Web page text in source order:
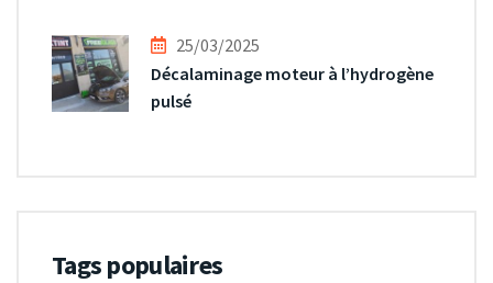
25/03/2025
Décalaminage moteur à l’hydrogène
pulsé
Tags populaires